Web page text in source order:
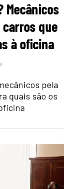
Mecânicos
que
à oficina
pela
quais são os